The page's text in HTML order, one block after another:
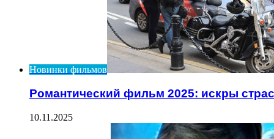
Новинки фильмов
Романтический фильм 2025: искры
10.11.2025